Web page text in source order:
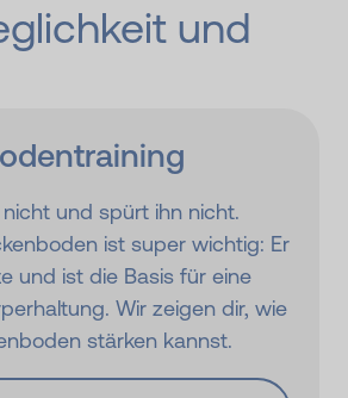
und
und spürt ihn nicht.
ist super wichtig: Er
und ist die Basis für eine
Wir zeigen dir, wie
stärken kannst.